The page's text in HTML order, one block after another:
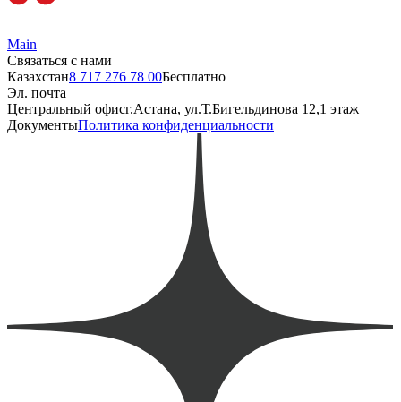
Main
Связаться с нами
Казахстан8 717 276 78 00Бесплатно
Эл. почта
Центральный офисг.Астана, ул.Т.Бигельдинова 12,1 этаж
ДокументыПолитика конфиденциальности